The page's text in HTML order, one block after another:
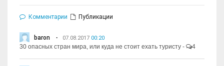
Комментарии Публикации
baron 07.08.2017 00:20
30 опасных стран мира, или куда не стоит ехать туристу - 4